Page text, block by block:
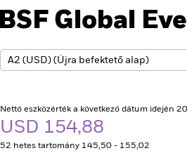
BSF Global
Nettó eszközérték a következő dátum idején
USD 154,88
52 hetes tartomány 145,50 - 155,02